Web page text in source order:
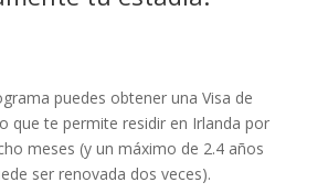
puedes obtener una Visa de
que te permite residir en Irlanda por
meses (y un máximo de 2.4 años
ser renovada dos veces).